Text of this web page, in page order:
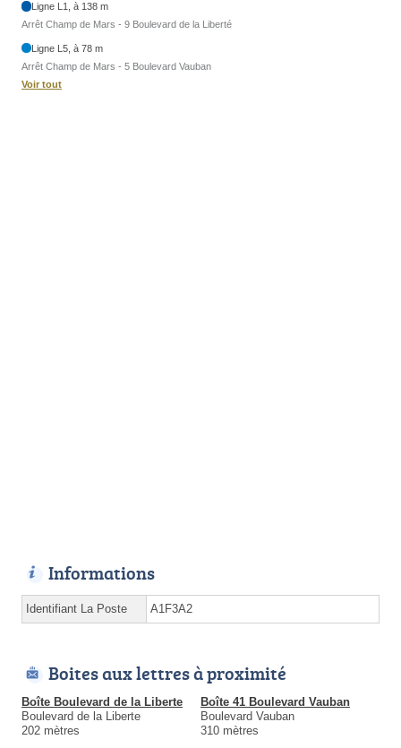
Ligne L1, à 138 m
Arrêt Champ de Mars - 9 Boulevard de la Liberté
Ligne L5, à 78 m
Arrêt Champ de Mars - 5 Boulevard Vauban
Voir tout
Informations
Identifiant La Poste A1F3A2
Boites aux lettres à proximité
Boîte Boulevard de la Liberte
Boulevard de la Liberte
202 mètres
Boîte 41 Boulevard Vauban
Boulevard Vauban
310 mètres